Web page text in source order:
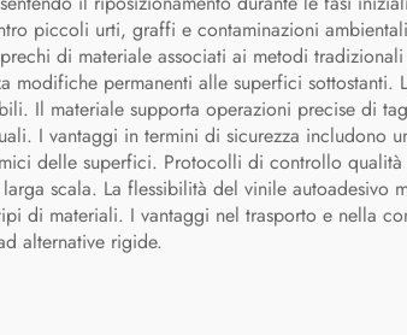
piccoli urti, graffi e contaminazioni
di materiale associati ai metodi
modifiche permanenti alle superfici
Il materiale supporta operazioni precise di
I vantaggi in termini di sicurezza includono
delle superfici. Protocolli di controllo
scala. La flessibilità del vinile autoadesivo
di materiali. I vantaggi nel trasporto e nella
alternative rigide.